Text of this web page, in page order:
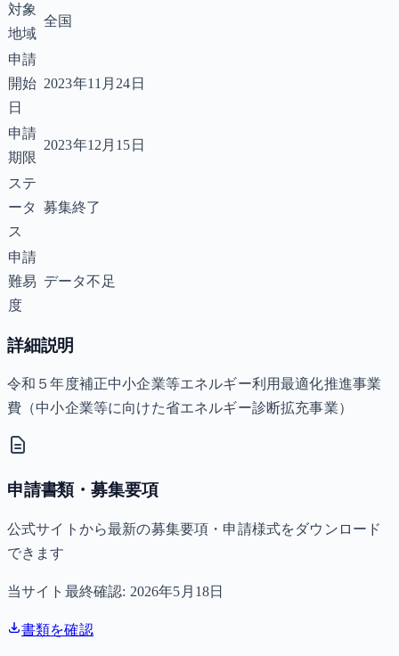
対象
地域
全国
申請
開始
日
2023年11月24日
申請
期限
2023年12月15日
ステ
ータ
ス
募集終了
申請
難易
度
データ不足
詳細説明
令和５年度補正中小企業等エネルギー利用最適化推進事業
費（中小企業等に向けた省エネルギー診断拡充事業）
申請書類・募集要項
公式サイトから最新の募集要項・申請様式をダウンロード
できます
当サイト最終確認: 2026年5月18日
書類を確認